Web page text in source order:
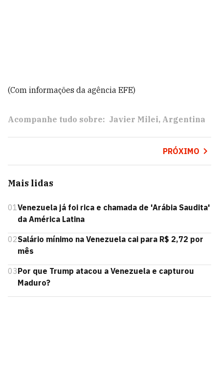
(Com informações da agência EFE)
Acompanhe tudo sobre: Javier Milei Argentina
PRÓXIMO
Mais lidas
01 Venezuela já foi rica e chamada de 'Arábia Saudita'
da América Latina
02Salário mínimo na Venezuela cai para R$ 2,72 por
mês
03Por que Trump atacou a Venezuela e capturou
Maduro?